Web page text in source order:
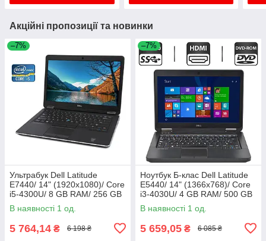
Акційні пропозиції та новинки
–7%
Ультрабук Dell Latitude
E7440/ 14" (1920x1080)/ Core
i5-4300U/ 8 GB RAM/ 256 GB
SSD/ HD 4400/ АКБ 0%
В наявності 1 од.
5 764,14 ₴ 6 198 ₴
–7%
Ноутбук Б-клас Dell Latitude
E5440/ 14" (1366x768)/ Core
i3-4030U/ 4 GB RAM/ 500 GB
HDD/ HD 4400
В наявності 1 од.
5 659,05 ₴ 6 085 ₴